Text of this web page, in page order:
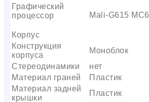
Графический
процессор
Mali-G615 MC6
Корпус
Конструкция
корпуса
Моноблок
Стереодинамики
нет
Материал граней
Пластик
Материал задней
крышки
Пластик